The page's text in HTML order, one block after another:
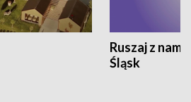
Ruszaj z
Śląsk